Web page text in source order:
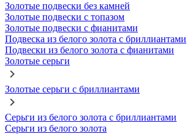
Золотые подвески без камней
Золотые подвески с топазом
Золотые подвески с фианитами
Подвеска из белого золота с бриллиантами
Подвески из белого золота с фианитами
Золотые серьги
Золотые серьги с бриллиантами
Серьги из белого золота с бриллиантами
Серьги из белого золота